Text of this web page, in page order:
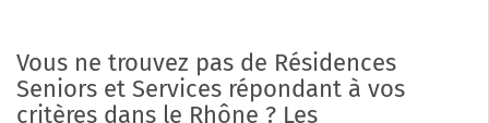
Vous ne trouvez pas de Résidences
Seniors et Services répondant à vos
critères dans le Rhône ? Les